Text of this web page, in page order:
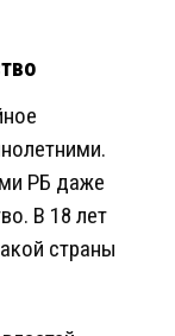
РБ даже
В 18 лет
страны